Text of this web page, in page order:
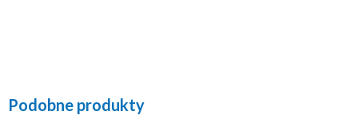
Podobne produkty